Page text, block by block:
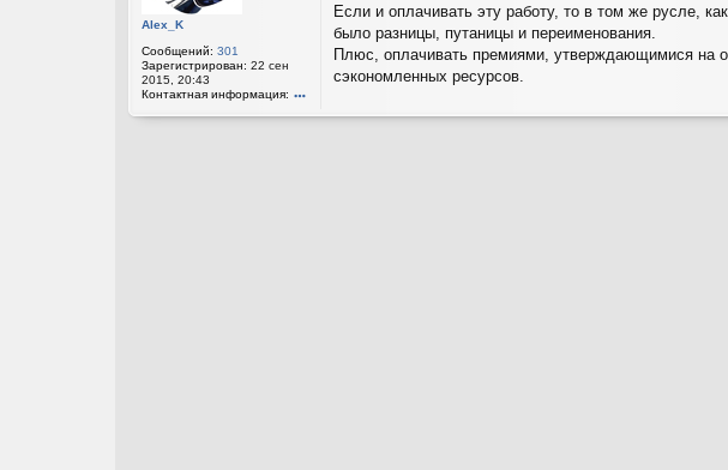
Alex_K
Сообщений: 301
Зарегистрирован: 22 сен
2015, 20:43
Контактная информация:
е
н
е
Если и оплачивать эту работу, то в том же русле,
было разницы, путаницы и переименования.
Плюс, оплачивать премиями, утверждающимися на
сэкономленных ресурсов.